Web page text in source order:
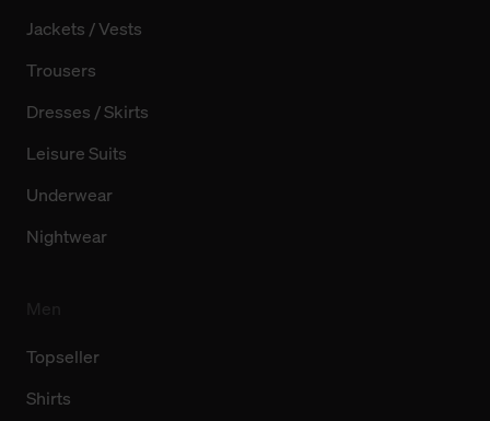
Jackets / Vests
Trousers
Dresses / Skirts
Leisure Suits
Underwear
Nightwear
Topseller
Shirts